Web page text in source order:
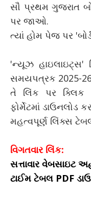
સૌ પ્રથમ ગુજરાત
પર જાઓ.
ત્યાં હોમ પેજ પર
'ન્યૂઝ હાઇલાઇટ્સ'
સમયપત્રક 2025-
તે લિંક પર ક્લિક
ફોર્મેટમાં ડાઉનલોડ
મહત્વપૂર્ણ લિંક્સ
વિગતવાર લિંક:
સત્તાવાર વેબસાઇટ
ટાઈમ ટેબલ PDF